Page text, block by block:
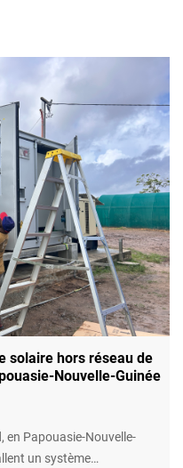
solaire hors réseau de
Nouvelle-Guinée
en Papouasie-Nouvelle-
un système